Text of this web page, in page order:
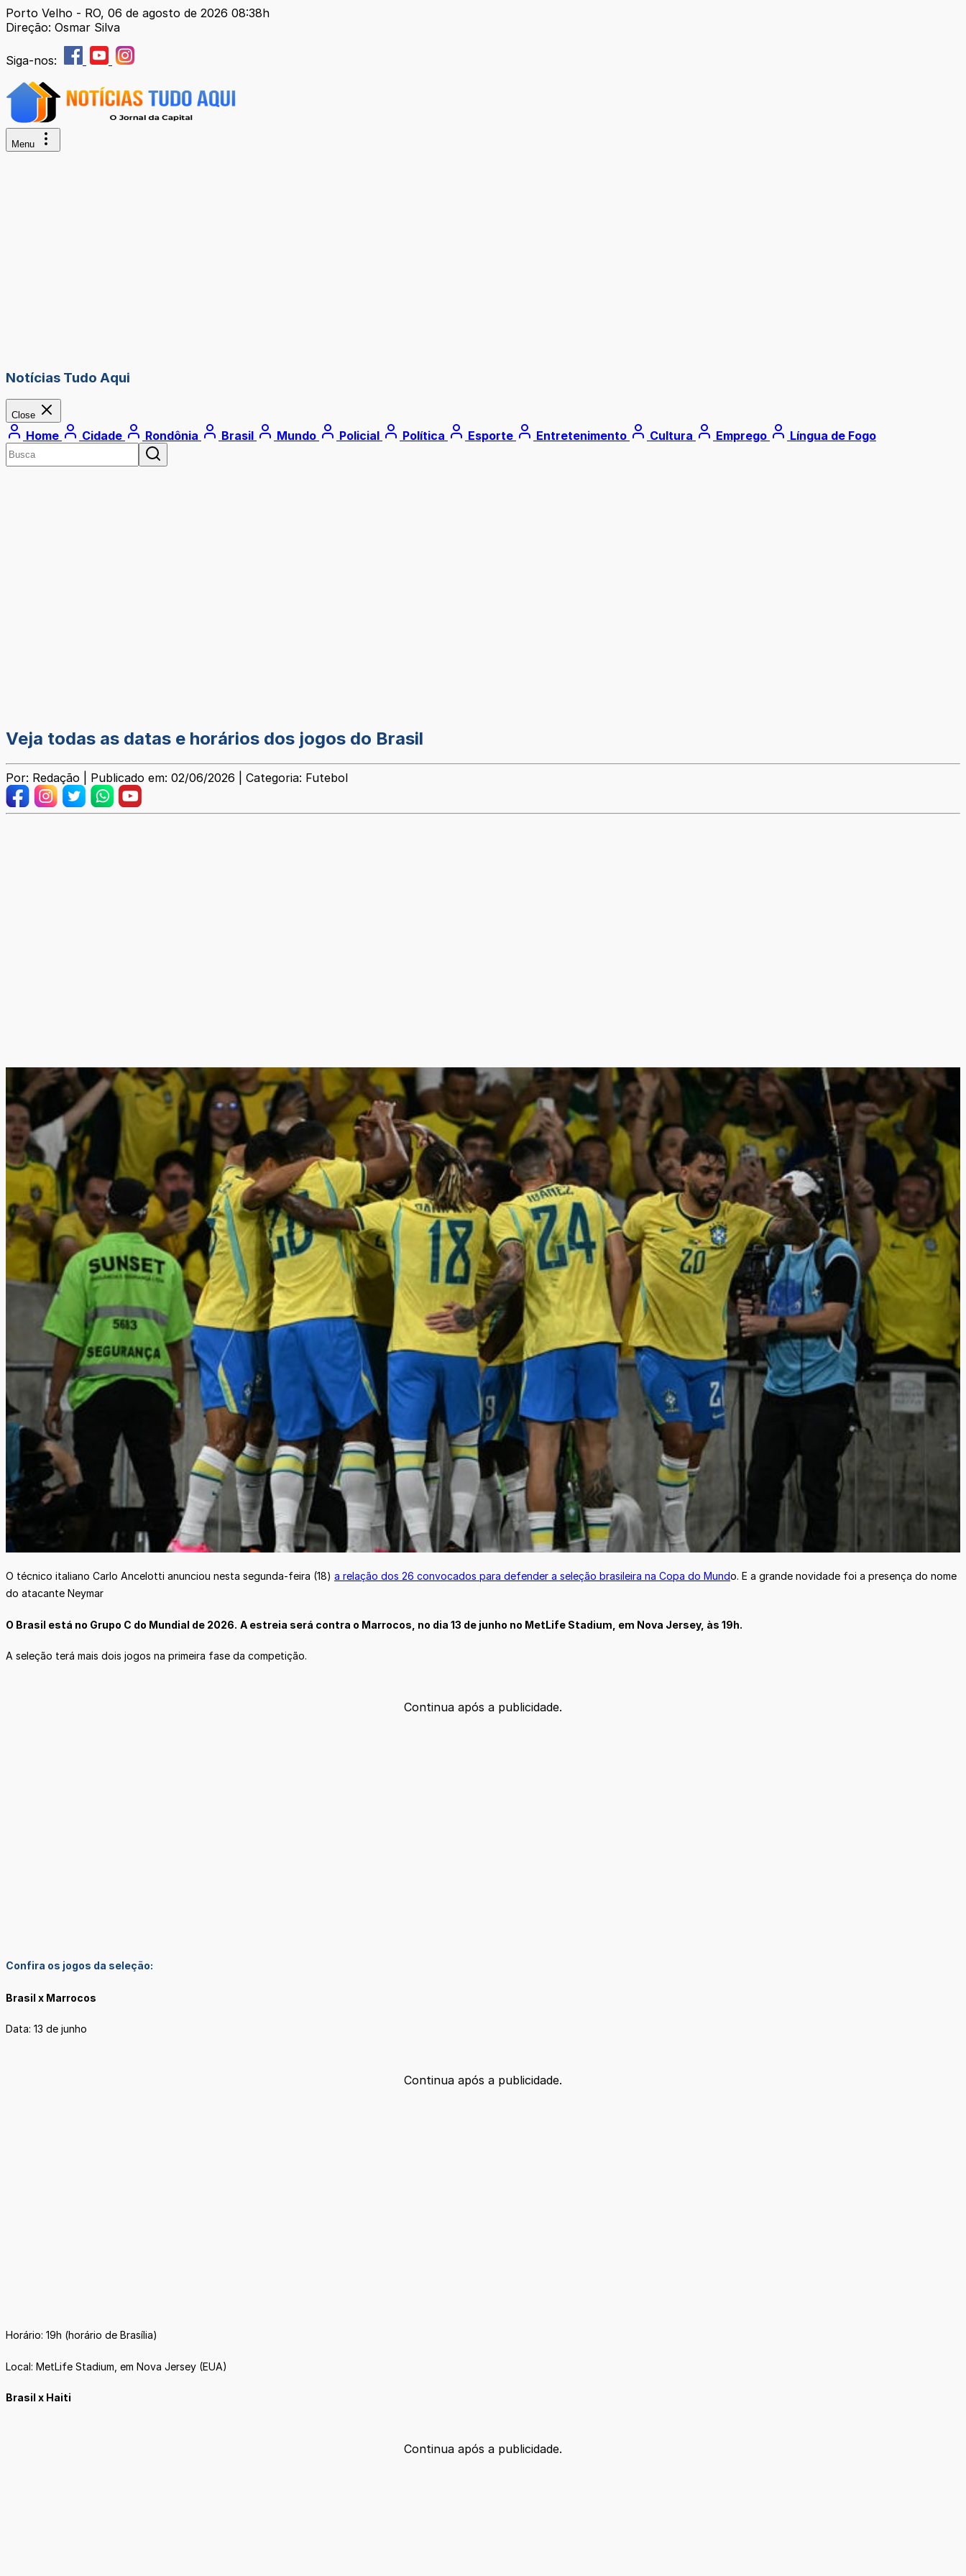
Porto Velho - RO, 06 de agosto de 2026 08:38h
Direção: Osmar Silva
Siga-nos:
Menu
Notícias Tudo Aqui
Close
Home Cidade Rondônia Brasil Mundo Policial Política Esporte Entretenimento Cultura Emprego Língua de Fogo
Veja todas as datas e horários dos jogos do Brasil
Por: Redação | Publicado em: 02/06/2026 | Categoria: Futebol
O técnico italiano Carlo Ancelotti anunciou nesta segunda-feira (18) a relação dos 26 convocados para defender a seleção brasileira na Copa do Mundo. E a grande novidade foi a presença do nome
do atacante Neymar
O Brasil está no Grupo C do Mundial de 2026. A estreia será contra o Marrocos, no dia 13 de junho no MetLife Stadium, em Nova Jersey, às 19h.
A seleção terá mais dois jogos na primeira fase da competição.
Continua após a publicidade.
Confira os jogos da seleção:
Brasil x Marrocos
Data: 13 de junho
Continua após a publicidade.
Horário: 19h (horário de Brasília)
Local: MetLife Stadium, em Nova Jersey (EUA)
Brasil x Haiti
Continua após a publicidade.